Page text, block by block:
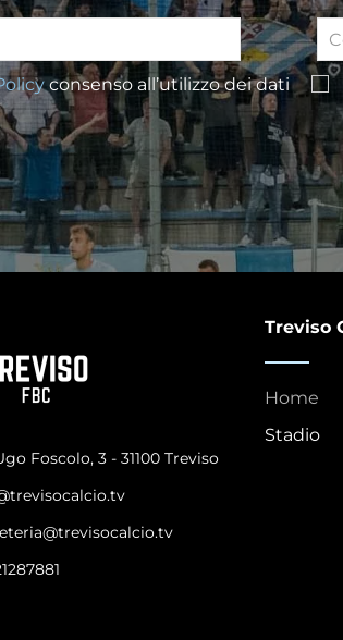
consenso all’utilizzo dei dati
Foscolo, 3 - 31100 Treviso
Treviso
Home
Stadio